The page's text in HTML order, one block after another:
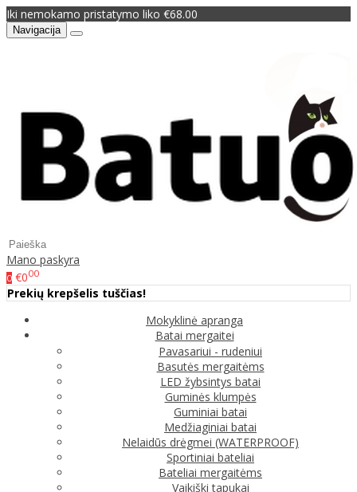
Iki nemokamo pristatymo liko €68.00
Navigacija
Mano paskyra
0 €000
Prekių krepšelis tuščias!
Mokyklinė apranga
Batai mergaitei
Pavasariui - rudeniui
Basutės mergaitėms
LED žybsintys batai
Guminės klumpės
Guminiai batai
Medžiaginiai batai
Nelaidūs drėgmei (WATERPROOF)
Sportiniai bateliai
Bateliai mergaitėms
Vaikiški tapukai